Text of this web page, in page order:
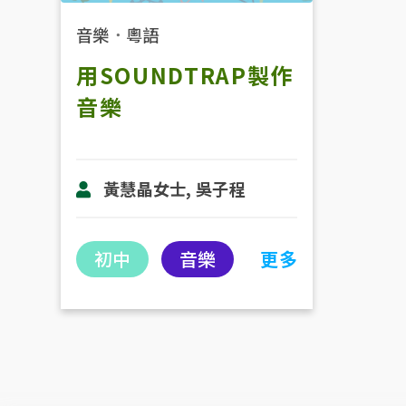
音樂 ． 粵語
用SOUNDTRAP製作
音樂
黃慧晶女士, 吳子程
初中 音樂 更多